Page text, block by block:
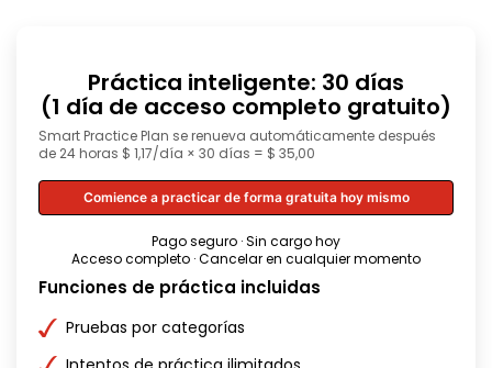
Práctica inteligente: 30 días
(1 día de acceso completo gratuito)
Smart Practice Plan se renueva automáticamente después
de 24 horas $ 1,17/día × 30 días = $ 35,00
Comience a practicar de forma gratuita hoy mismo
Pago seguro · Sin cargo hoy
Acceso completo · Cancelar en cualquier momento
Funciones de práctica incluidas
Pruebas por categorías